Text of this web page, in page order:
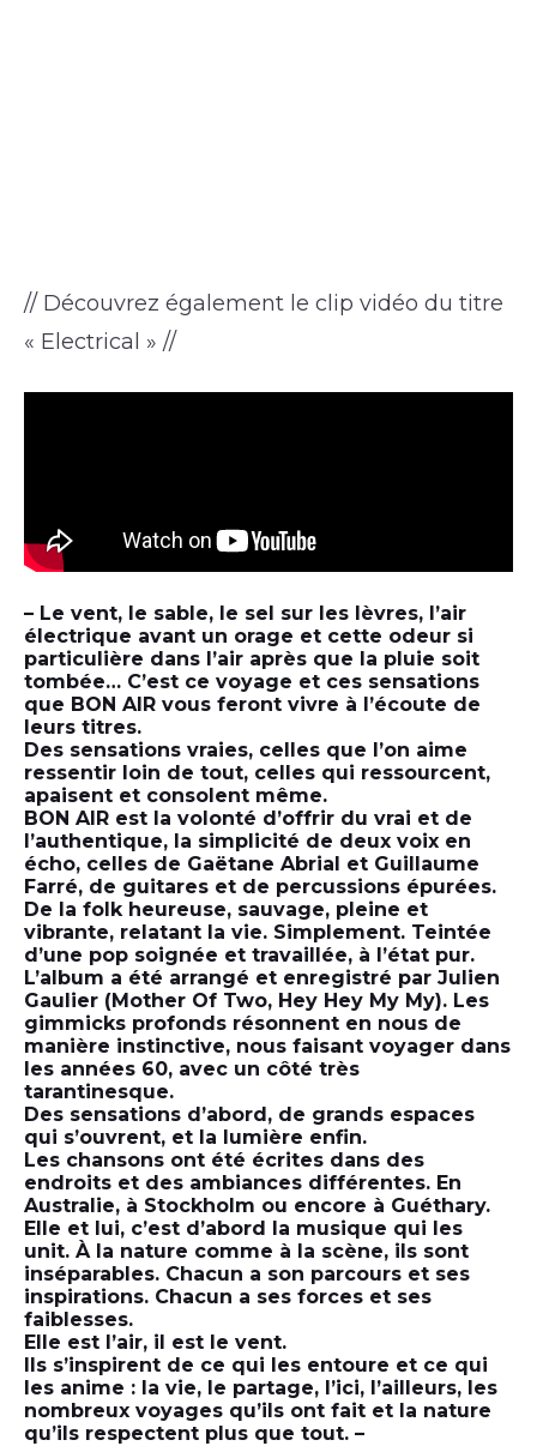
// Découvrez également le clip vidéo du titre
« Electrical » //
– Le vent, le sable, le sel sur les lèvres, l’air
électrique avant un orage et cette odeur si
particulière dans l’air après que la pluie soit
tombée… C’est ce voyage et ces sensations
que BON AIR vous feront vivre à l’écoute de
leurs titres.
Des sensations vraies, celles que l’on aime
ressentir loin de tout, celles qui ressourcent,
apaisent et consolent même.
BON AIR est la volonté d’offrir du vrai et de
l’authentique, la simplicité de deux voix en
écho, celles de Gaëtane Abrial et Guillaume
Farré, de guitares et de percussions épurées.
De la folk heureuse, sauvage, pleine et
vibrante, relatant la vie. Simplement. Teintée
d’une pop soignée et travaillée, à l’état pur.
L’album a été arrangé et enregistré par Julien
Gaulier (Mother Of Two, Hey Hey My My). Les
gimmicks profonds résonnent en nous de
manière instinctive, nous faisant voyager dans
les années 60, avec un côté très
tarantinesque.
Des sensations d’abord, de grands espaces
qui s’ouvrent, et la lumière enfin.
Les chansons ont été écrites dans des
endroits et des ambiances différentes. En
Australie, à Stockholm ou encore à Guéthary.
Elle et lui, c’est d’abord la musique qui les
unit. À la nature comme à la scène, ils sont
inséparables. Chacun a son parcours et ses
inspirations. Chacun a ses forces et ses
faiblesses.
Elle est l’air, il est le vent.
Ils s’inspirent de ce qui les entoure et ce qui
les anime : la vie, le partage, l’ici, l’ailleurs, les
nombreux voyages qu’ils ont fait et la nature
qu’ils respectent plus que tout. –